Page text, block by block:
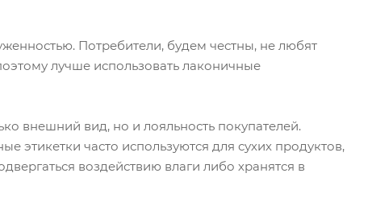
Потребители, будем честны, не любят
лучше использовать лаконичные
внешний вид, но и лояльность покупателей.
этикетки часто используются для сухих продуктов,
воздействию влаги либо хранятся в